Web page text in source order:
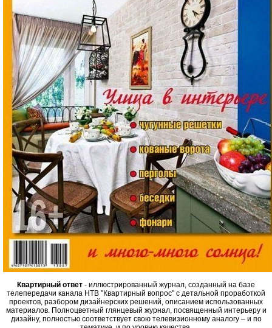
Квартирный ответ - иллюстрированный журнал, созданный на базе
телепередачи канала НТВ "Квартирный вопрос" с детальной проработкой
проектов, разбором дизайнерских решений, описанием использованных
материалов. Полноцветный глянцевый журнал, посвященный интерьеру и
дизайну, полностью соответствует свою телевизионному аналогу – и по